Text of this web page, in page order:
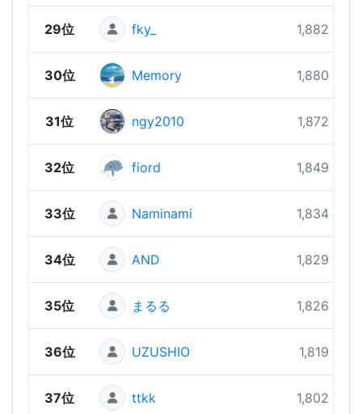
29位 fky_ 1,882 pts
30位 Memory 1,880 pts
31位 ngy2010 1,872 pts
32位 fiord 1,849 pts
33位 Naminami 1,834 pts
34位 AND 1,829 pts
35位 まるる 1,826 pts
36位 UZUSHIO 1,819 pts
37位 ttkk 1,802 pts